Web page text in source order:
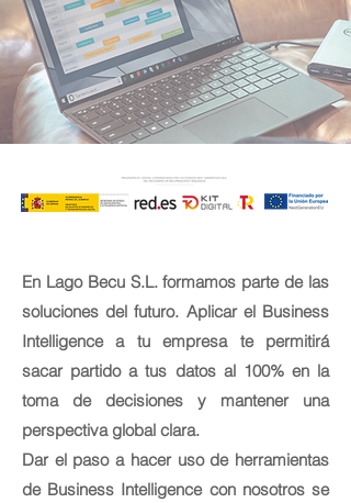
En Lago Becu S.L. formamos parte de las
soluciones del futuro. Aplicar el Business
Intelligence a tu empresa te permitirá
sacar partido a tus datos al 100% en la
toma de decisiones y mantener una
perspectiva global clara.
Dar el paso a hacer uso de herramientas
de Business Intelligence con nosotros se